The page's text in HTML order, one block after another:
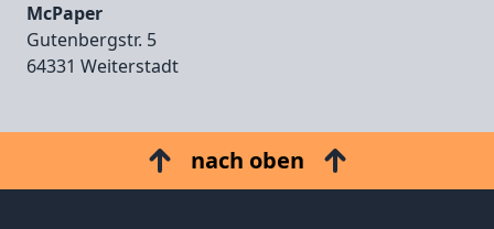
McPaper
Gutenbergstr. 5
64331 Weiterstadt
nach oben